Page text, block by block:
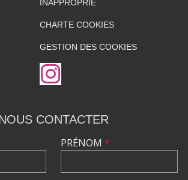
INAPPROPRIÉ
CHARTE COOKIES
GESTION DES COOKIES
CONTACTER
PRÉNOM *